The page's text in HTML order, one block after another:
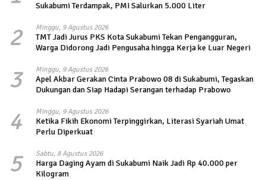
Sukabumi Terdampak, PMI Salurkan 5.000 Liter
2 Minggu, 9 Agustus 2026
TMT Jadi Jurus PKS Kota Sukabumi Tekan Pengangguran,
Warga Didorong Jadi Pengusaha hingga Kerja ke Luar Negeri
3 Minggu, 9 Agustus 2026
Apel Akbar Gerakan Cinta Prabowo 08 di Sukabumi, Tegaskan
Dukungan dan Siap Hadapi Serangan terhadap Prabowo
4 Minggu, 9 Agustus 2026
Ketika Fikih Ekonomi Terpinggirkan, Literasi Syariah Umat
Perlu Diperkuat
5 Sabtu, 8 Agustus 2026
Harga Daging Ayam di Sukabumi Naik Jadi Rp 40.000 per
Kilogram